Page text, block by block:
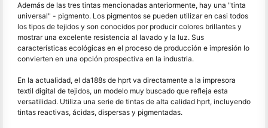
Además de las tres tintas mencionadas anteriormente, hay una "tinta
universal" - pigmento. Los pigmentos se pueden utilizar en casi todos
los tipos de tejidos y son conocidos por producir colores brillantes y
mostrar una excelente resistencia al lavado y la luz. Sus
características ecológicas en el proceso de producción e impresión lo
convierten en una opción prospectiva en la industria.
En la actualidad, el da188s de hprt va directamente a la impresora
textil digital de tejidos, un modelo muy buscado que refleja esta
versatilidad. Utiliza una serie de tintas de alta calidad hprt, incluyendo
tintas reactivas, ácidas, dispersas y pigmentadas.